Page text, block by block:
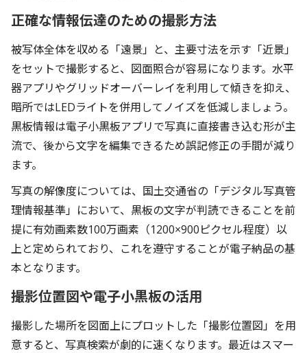
正確な情報伝達のための撮影方法
被写体全体を収める「遠景」と、主要寸法を示す「近景」
をセットで撮影すると、図面照合が容易になります。水平
器アプリやグリッドオーバーレイを利用して傾きを抑え、
暗所ではLEDライトを併用してノイズを低減しましょう。
黒板情報は電子小黒板アプリで写真に直接書き込む形が主
流で、後から文字を編集できるため誤記修正の手間が減り
ます。
写真の解像度については、国土交通省の「デジタル写真管
理情報基準」において、黒板の文字が判読できることを前
提に有効画素数100万画素（1200×900ピクセル程度）以
上と定められており、これを遵守することが電子納品の基
本となります。
撮影位置図や電子小黒板の活用
撮影した場所を図面上にプロットした「撮影位置図」を用
意すると、写真検索が劇的に速くなります。最近はスマー